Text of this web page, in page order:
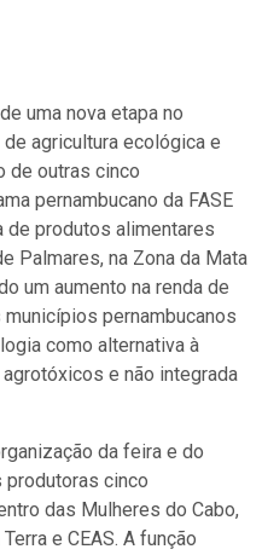
uma nova etapa no
agricultura ecológica e
de outras cinco
pernambucano da FASE
de produtos alimentares
Palmares, na Zona da Mata
um aumento na renda de
pernambucanos
como alternativa à
e não integrada
da feira e do
produtoras cinco
das Mulheres do Cabo,
e CEAS. A função